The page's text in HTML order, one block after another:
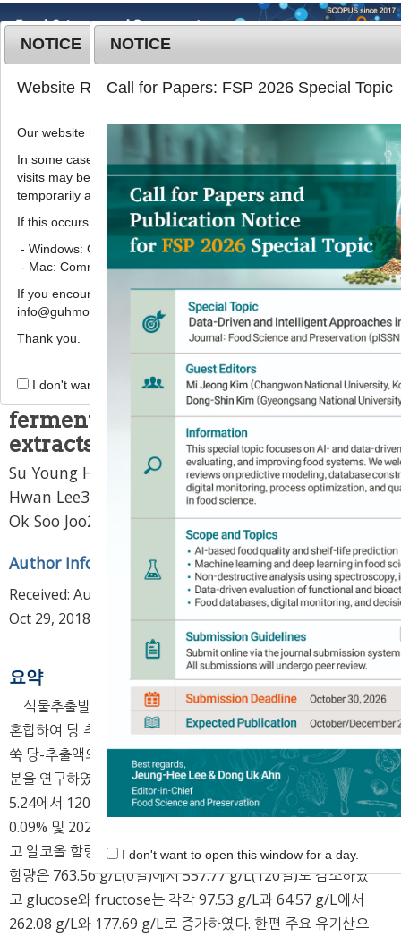
T
o
g
l
e
v
i
g
t
o
MENU
2018;25(7):863
pISSN: 1738-7248, eISSN: 2287-
7428
DOI:https://doi.org/10.11002/kjfp.2018.25.7.863
Article
쑥 당-추출액의 발효 중 효모 다양성과
향기성분 변화
홍수영1,정외자 이희율 2,이진환3,
2,주옥수2, 2,*
Changes in yeast diversity and
volatile flavor compounds during
fermentation of mugwort sugar
extracts
Su Young Hong Woe Ja Jeong2,Hee Yul Lee2,Jin
Hwan Lee3, Chun Eun Hwang2,Su Cheol Kim2,
Ok Soo Joo2, Kye Man Cho2,*
Author Information & Copyright▼
Received: Aug 16, 2018 ; Revised:Oct 09, 2018; Accepted:
Oct 29, 2018
요약
식물추출발효음료는 다양한 과채류, 약초류 및 해조류 등을
혼합하여 당 추출하여 자연 발효시키는 것이다. 본 연구에서는
쑥 당-추출액의 발효 중 이화학적 특성, 효모 다양성 및 향기성
분을 연구하였다. 쑥 당-추출액의 발효 중 pH는 발효 0일째
5.24에서 120일째 4.78로 감소하였고 산도 및 환원당은 각각
0.09% 및 202.65 g/L에서 0.18% 및 555.27 g/L로 증가하였
고 알코올 함량은 발효 종기에 5.0%를 나타내었다. Sucrose
함량은 763.56 g/L(0일)에서 557.77 g/L(120일)로 감소하였
고 glucose와 fructose는 각각 97.53 g/L과 64.57 g/L에서
262.08 g/L와 177.69 g/L로 증가하였다. 한편 주요 유기산으
NOTICE
Website Renewal Notice
Our website has recently been renewed.
In some cases, images, CSS files, or other settings saved in your
visits may be reused instead of downloading the latest files. As a
temporarily appear incorrectly or may not display properly.
If this occurs, please perform a hard refresh.
- Windows: Ctrl + F5
- Mac: Command + Shift + R
If you encounter any errors or difficulties while using the website,
info@guhmok.com.
Thank you.
I don't want to open this window for a day.
NOTICE
Call for Papers: FSP 2026 Special Topic
I don't want to open this window for a day.